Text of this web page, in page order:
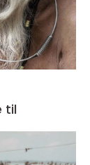
til